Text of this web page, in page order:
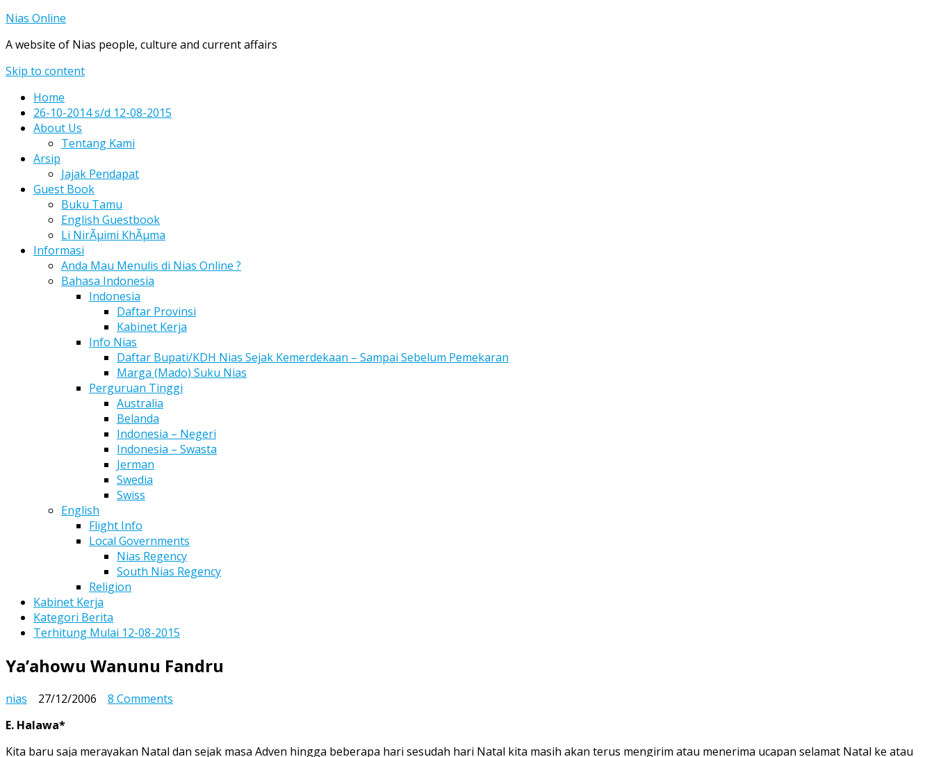
Nias Online
A website of Nias people, culture and current affairs
Skip to content
Home
26-10-2014 s/d 12-08-2015
About Us
Tentang Kami
Arsip
Jajak Pendapat
Guest Book
Buku Tamu
English Guestbook
Li NirÃµimi KhÃµma
Informasi
Anda Mau Menulis di Nias Online ?
Bahasa Indonesia
Indonesia
Daftar Provinsi
Kabinet Kerja
Info Nias
Daftar Bupati/KDH Nias Sejak Kemerdekaan – Sampai Sebelum Pemekaran
Marga (Mado) Suku Nias
Perguruan Tinggi
Australia
Belanda
Indonesia – Negeri
Indonesia – Swasta
Jerman
Swedia
Swiss
English
Flight Info
Local Governments
Nias Regency
South Nias Regency
Religion
Kabinet Kerja
Kategori Berita
Terhitung Mulai 12-08-2015
Ya’ahowu Wanunu Fandru
nias 27/12/2006 8 Comments
Fandru
E. Halawa*
Kita baru saja merayakan Natal dan sejak masa Adven hingga beberapa hari sesudah hari Natal kita masih akan terus mengirim atau menerima ucapan selamat Natal ke atau